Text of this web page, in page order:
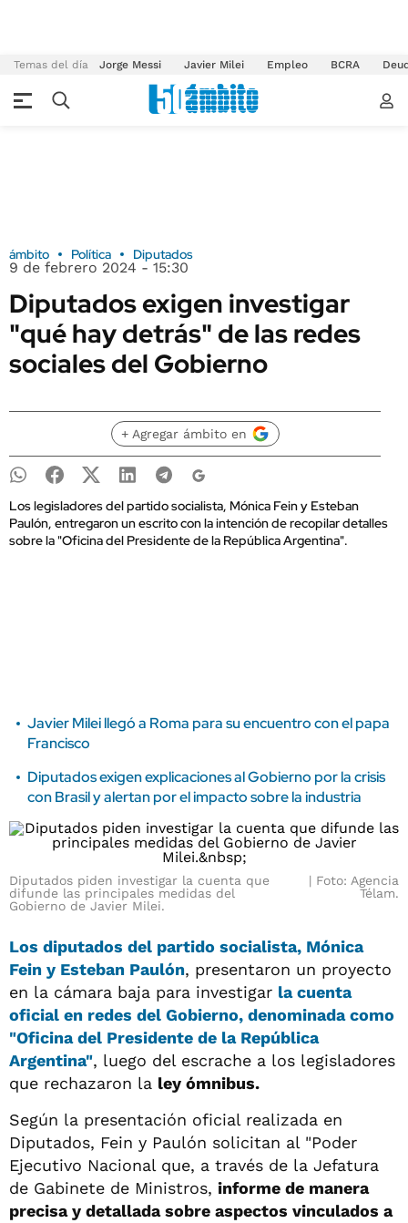
Temas del día Jorge Messi Javier Milei Empleo BCRA
ámbito Política Diputados
9 de febrero 2024 - 15:30
Diputados exigen investigar
"qué hay detrás" de las redes
sociales del Gobierno
+ Agregar ámbito en
Los legisladores del partido socialista, Mónica Fein y Esteban
Paulón, entregaron un escrito con la intención de recopilar detalles
sobre la "Oficina del Presidente de la República Argentina".
Javier Milei llegó a Roma para su encuentro con el papa
Francisco
Diputados exigen explicaciones al Gobierno por la crisis
con Brasil y alertan por el impacto sobre la industria
Diputados piden investigar la cuenta que
difunde las principales medidas del
Gobierno de Javier Milei.
Foto: Agencia
Télam.
Los diputados del partido socialista, Mónica
Fein y Esteban Paulón, presentaron un proyecto
en la cámara baja para investigar la cuenta
oficial en redes del Gobierno, denominada como
"Oficina del Presidente de la República
Argentina", luego del escrache a los legisladores
que rechazaron la ley ómnibus.
Según la presentación oficial realizada en
Diputados, Fein y Paulón solicitan al "Poder
Ejecutivo Nacional que, a través de la Jefatura
de Gabinete de Ministros, informe de manera
precisa y detallada sobre aspectos vinculados a